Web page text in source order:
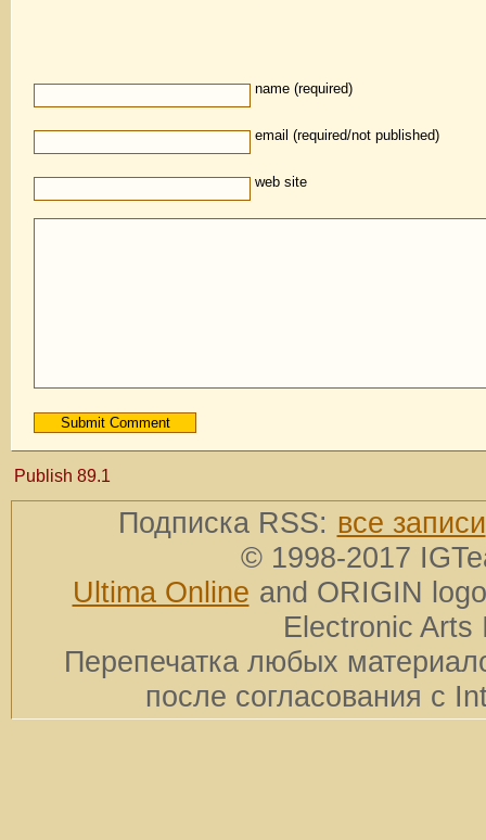
name (required)
email (required/not published)
web site
Publish 89.1
Подписка RSS: все записи
© 1998-2017
Ultima Online and ORIGIN
Electronic Arts
Перепечатка любых
после согласования с